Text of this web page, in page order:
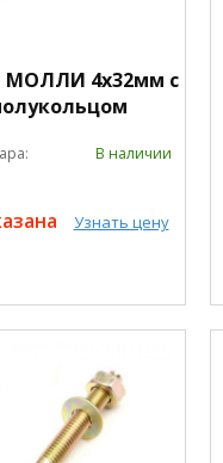
МОЛЛИ 4х32мм с
В наличии
Узнать цену